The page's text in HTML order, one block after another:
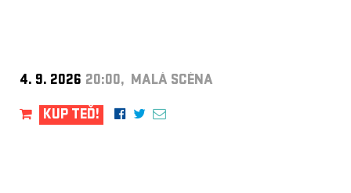
4. 9. 2026 20:00, MALÁ SCÉNA
KUP TEĎ!